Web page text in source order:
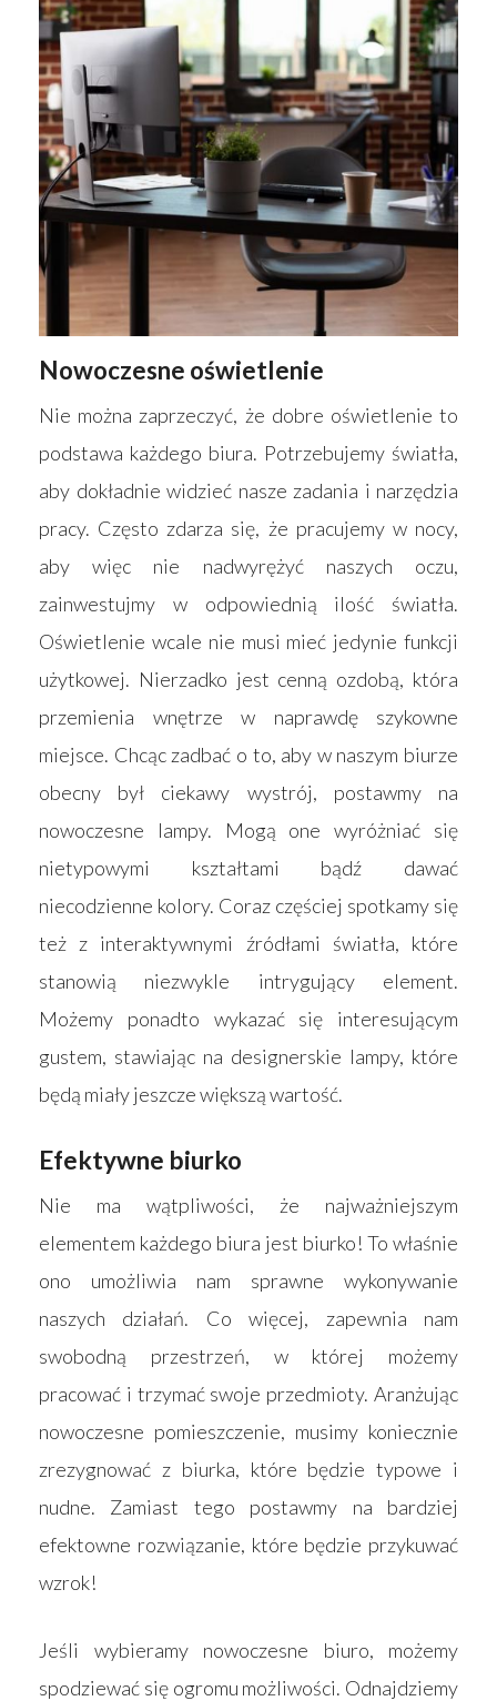
Nowoczesne oświetlenie
Nie można zaprzeczyć, że dobre oświetlenie to
podstawa każdego biura. Potrzebujemy światła,
aby dokładnie widzieć nasze zadania i narzędzia
pracy. Często zdarza się, że pracujemy w nocy,
aby więc nie nadwyrężyć naszych oczu,
zainwestujmy w odpowiednią ilość światła.
Oświetlenie wcale nie musi mieć jedynie funkcji
użytkowej. Nierzadko jest cenną ozdobą, która
przemienia wnętrze w naprawdę szykowne
miejsce. Chcąc zadbać o to, aby w naszym biurze
obecny był ciekawy wystrój, postawmy na
nowoczesne lampy. Mogą one wyróżniać się
nietypowymi kształtami bądź dawać
niecodzienne kolory. Coraz częściej spotkamy się
też z interaktywnymi źródłami światła, które
stanowią niezwykle intrygujący element.
Możemy ponadto wykazać się interesującym
gustem, stawiając na designerskie lampy, które
będą miały jeszcze większą wartość.
Efektywne biurko
Nie ma wątpliwości, że najważniejszym
elementem każdego biura jest biurko! To właśnie
ono umożliwia nam sprawne wykonywanie
naszych działań. Co więcej, zapewnia nam
swobodną przestrzeń, w której możemy
pracować i trzymać swoje przedmioty. Aranżując
nowoczesne pomieszczenie, musimy koniecznie
zrezygnować z biurka, które będzie typowe i
nudne. Zamiast tego postawmy na bardziej
efektowne rozwiązanie, które będzie przykuwać
wzrok!
Jeśli wybieramy nowoczesne biuro, możemy
spodziewać się ogromu możliwości. Odnajdziemy
Strona główna